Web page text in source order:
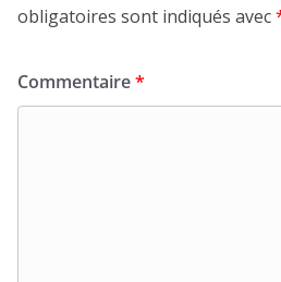
obligatoires sont indiqués avec
Commentaire*